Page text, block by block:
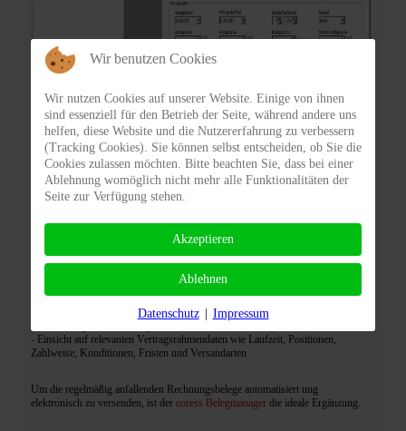
- Filterung nach Vertragskategorien
- Individuell gestaltbare Vorgangstexte
- Übersicht und Anlage einzelner Vertragspositionen je Vertrag
- Auswertung von Verträgen nach Kategorien und Aktivität
- Auswahl zwischen 5 verschiedenen Abrechnungsintervallen
- Automatisierte Kalkulation des Deckungsbeitrages je Position oder
- Einsicht auf relevanten Vertragsrahmendaten wie Laufzeit, Positionen,
Zahlweise, Konditionen, Fristen und Versandarten
Um die regelmäßig anfallenden Rechnungsbelege automatisiert ung
elektronisch zu versenden, ist der coress Belegmanager die ideale Ergänzung.
Wir benutzen Cookies
Wir nutzen Cookies auf unserer Website. Einige von ihnen
sind essenziell für den Betrieb der Seite, während andere uns
helfen, diese Website und die Nutzererfahrung zu verbessern
(Tracking Cookies). Sie können selbst entscheiden, ob Sie die
Cookies zulassen möchten. Bitte beachten Sie, dass bei einer
Ablehnung womöglich nicht mehr alle Funktionalitäten der
Seite zur Verfügung stehen.
Akzeptieren
Ablehnen
Datenschutz | Impressum